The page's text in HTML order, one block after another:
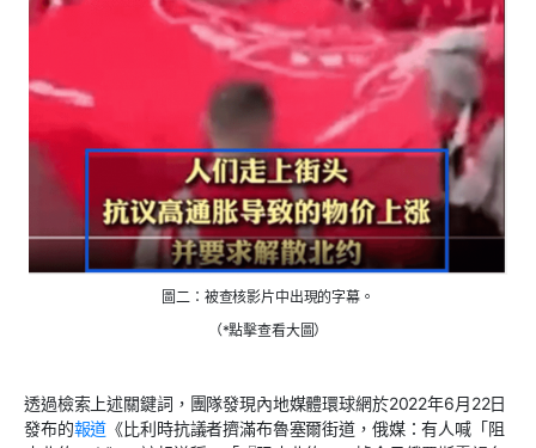
圖二：被查核影片中出現的字幕。
（*點擊查看大圖）
透過檢索上述關鍵詞，團隊發現內地媒體環球網於2022年6月22日
發布的報道 《比利時抗議者擠滿布魯塞爾街道，俄媒：有人喊「阻